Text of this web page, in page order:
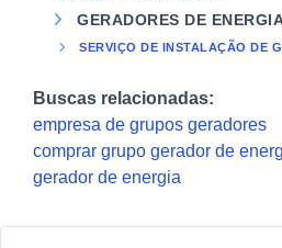
GERADORES DE
SERVIÇO DE INSTALAÇÃO DE
Buscas relacionadas:
empresa de grupos geradores
comprar grupo gerador de
gerador de energia